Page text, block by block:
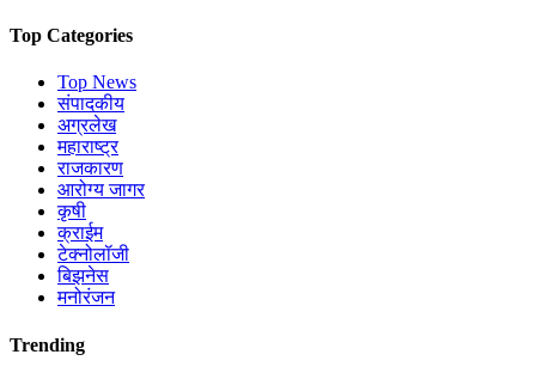
Top Categories
Top News
संपादकीय
अग्रलेख
महाराष्ट्र
राजकारण
आरोग्य जागर
कृषी
क्राईम
टेक्नोलॉजी
बिझनेस
मनोरंजन
Trending